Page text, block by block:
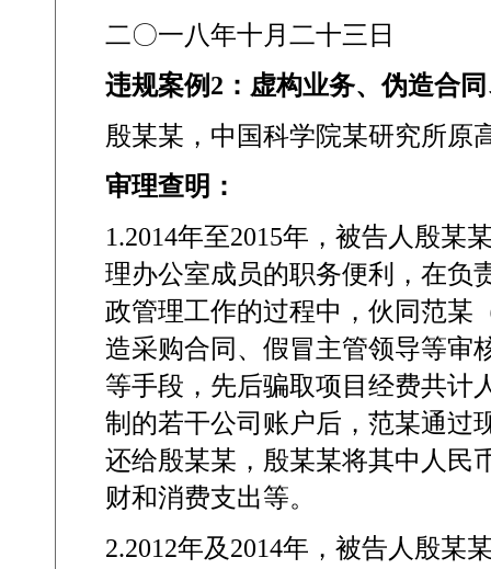
二〇一八年十月二十三日
违规案例2 ：虚构业务、伪造合
殷某某，中国科学院某研究所原
审理查明：
1.2014年至2015年，被告人殷某
理办公室成员的职务便利，在负
政管理工作的过程中，伙同范某
造采购合同、假冒主管领导等审
等手段，先后骗取项目经费共计
制的若干公司账户后，范某通过
还给殷某某，殷某某将其中人民
财和消费支出等。
2.2012年及2014年，被告人殷某